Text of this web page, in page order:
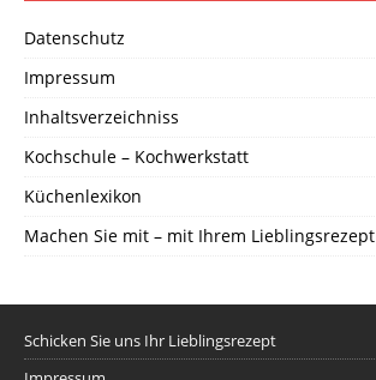
Datenschutz
Impressum
Inhaltsverzeichniss
Kochschule – Kochwerkstatt
Küchenlexikon
Machen Sie mit – mit Ihrem Lieblingsrezept
Schicken Sie uns Ihr Lieblingsrezept